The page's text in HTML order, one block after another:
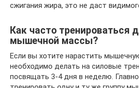
сжигания жира, это не даст
Как часто тренироваться
мышечной массы?
Если вы хотите нарастить
необходимо делать на силовые
посвящать 3-4 дня в неделю.